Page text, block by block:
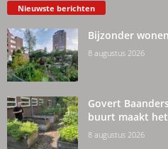
Nieuwste berichten
Bijzonder
8 augustus 2026
Govert
buurt maakt
8 augustus 2026